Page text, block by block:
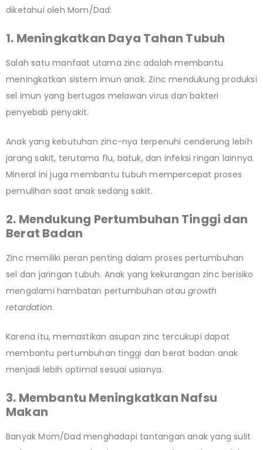
diketahui oleh Mom/Dad:
1. Meningkatkan Daya Tahan Tubuh
Salah satu manfaat utama zinc adalah membantu
meningkatkan sistem imun anak. Zinc mendukung produksi
sel imun yang bertugas melawan virus dan bakteri
penyebab penyakit.
Anak yang kebutuhan zinc-nya terpenuhi cenderung lebih
jarang sakit, terutama flu, batuk, dan infeksi ringan lainnya.
Mineral ini juga membantu tubuh mempercepat proses
pemulihan saat anak sedang sakit.
2. Mendukung Pertumbuhan Tinggi dan
Berat Badan
Zinc memiliki peran penting dalam proses pertumbuhan
sel dan jaringan tubuh. Anak yang kekurangan zinc berisiko
mengalami hambatan pertumbuhan ataugrowth
retardation.
Karena itu, memastikan asupan zinc tercukupi dapat
membantu pertumbuhan tinggi dan berat badan anak
menjadi lebih optimal sesuai usianya.
3. Membantu Meningkatkan Nafsu
Makan
Banyak Mom/Dad menghadapi tantangan anak yang sulit